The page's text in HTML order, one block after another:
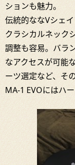
ションも魅力。
伝統的ななVシェ
クラシカルネック
調整も容易。バラ
なアクセスが可能
ーツ選定など、そ
MA-1 EVOにはハ